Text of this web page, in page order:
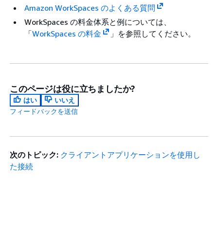
Amazon WorkSpaces のよくある質問
WorkSpaces の料金体系と例については、
「WorkSpaces の料金 」を参照してください。
このページは役に立ちましたか?
はい
いいえ
フィードバックを送信
次のトピック: クライアントアプリケーションを使用し
た接続